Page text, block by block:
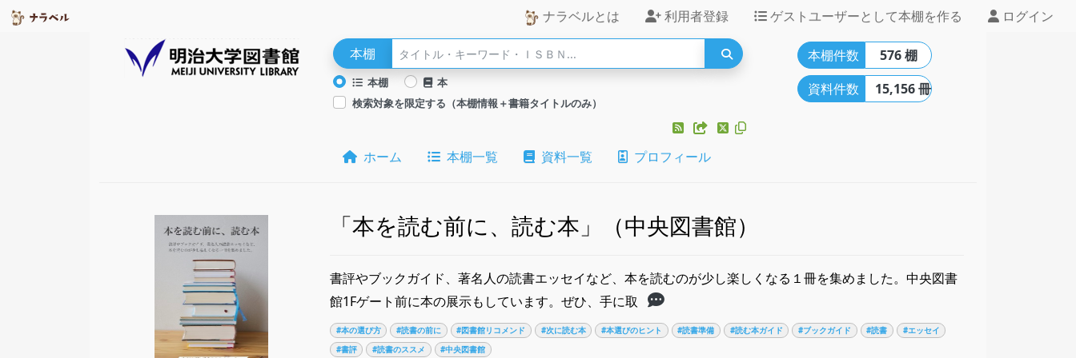
ナラベルとは 利用者登録 ゲストユーザーとして本棚を作る ログイン
本棚
本棚
本
検索対象を限定する（本棚情報＋書籍タイトルのみ）
ホーム 本棚一覧 資料一覧 プロフィール
本棚件数
576 棚
資料件数
15,156 冊
「本を読む前に、読む本」（中央図書館）
書評やブックガイド、著名人の読書エッセイなど、本を読むのが少し楽しくなる１冊を集めました。中央図書
館1Fゲート前に本の展示もしています。ぜひ、手に取
#本の選び方 #読書の前に #図書館リコメンド #次に読む本 #本選びのヒント #読書準備 #読む本ガイド #ブックガイド #読書
#エッセイ
#書評
#読書のススメ #中央図書館